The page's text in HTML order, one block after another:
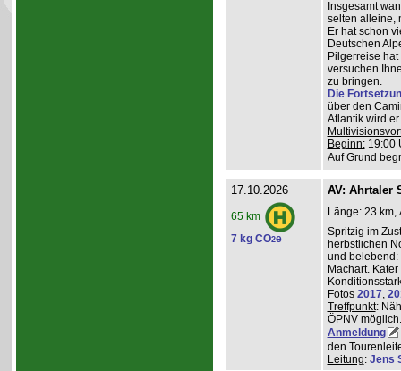
Insgesamt
selten alleine,
Er hat schon
Deutschen
Pilgerreise
versuchen
zu bringen.
Die
über den
Atlantik wird
Beginn:19:00
Auf Grund
17.10.2026
65 km
7 kg CO2e
AV: Ahrtaler
Länge: 23 km,
Spritzig im
herbstlichen
und
Machart.
Fotos 2017,
Treffpunkt:
ÖPNV möglich.
Anmeldung
den
Leitung: Jens